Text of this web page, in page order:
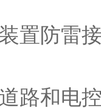
置防雷
路和电